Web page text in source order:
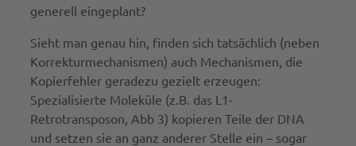
generell eingeplant?
Sieht man genau hin, finden sich tatsächlich (neben
Korrekturmechanismen) auch Mechanismen, die
Kopierfehler geradezu gezielt erzeugen:
Spezialisierte Moleküle (z.B. das L1-
Retrotransposon, Abb 3) kopieren Teile der DNA
und setzen sie an ganz anderer Stelle ein – sogar